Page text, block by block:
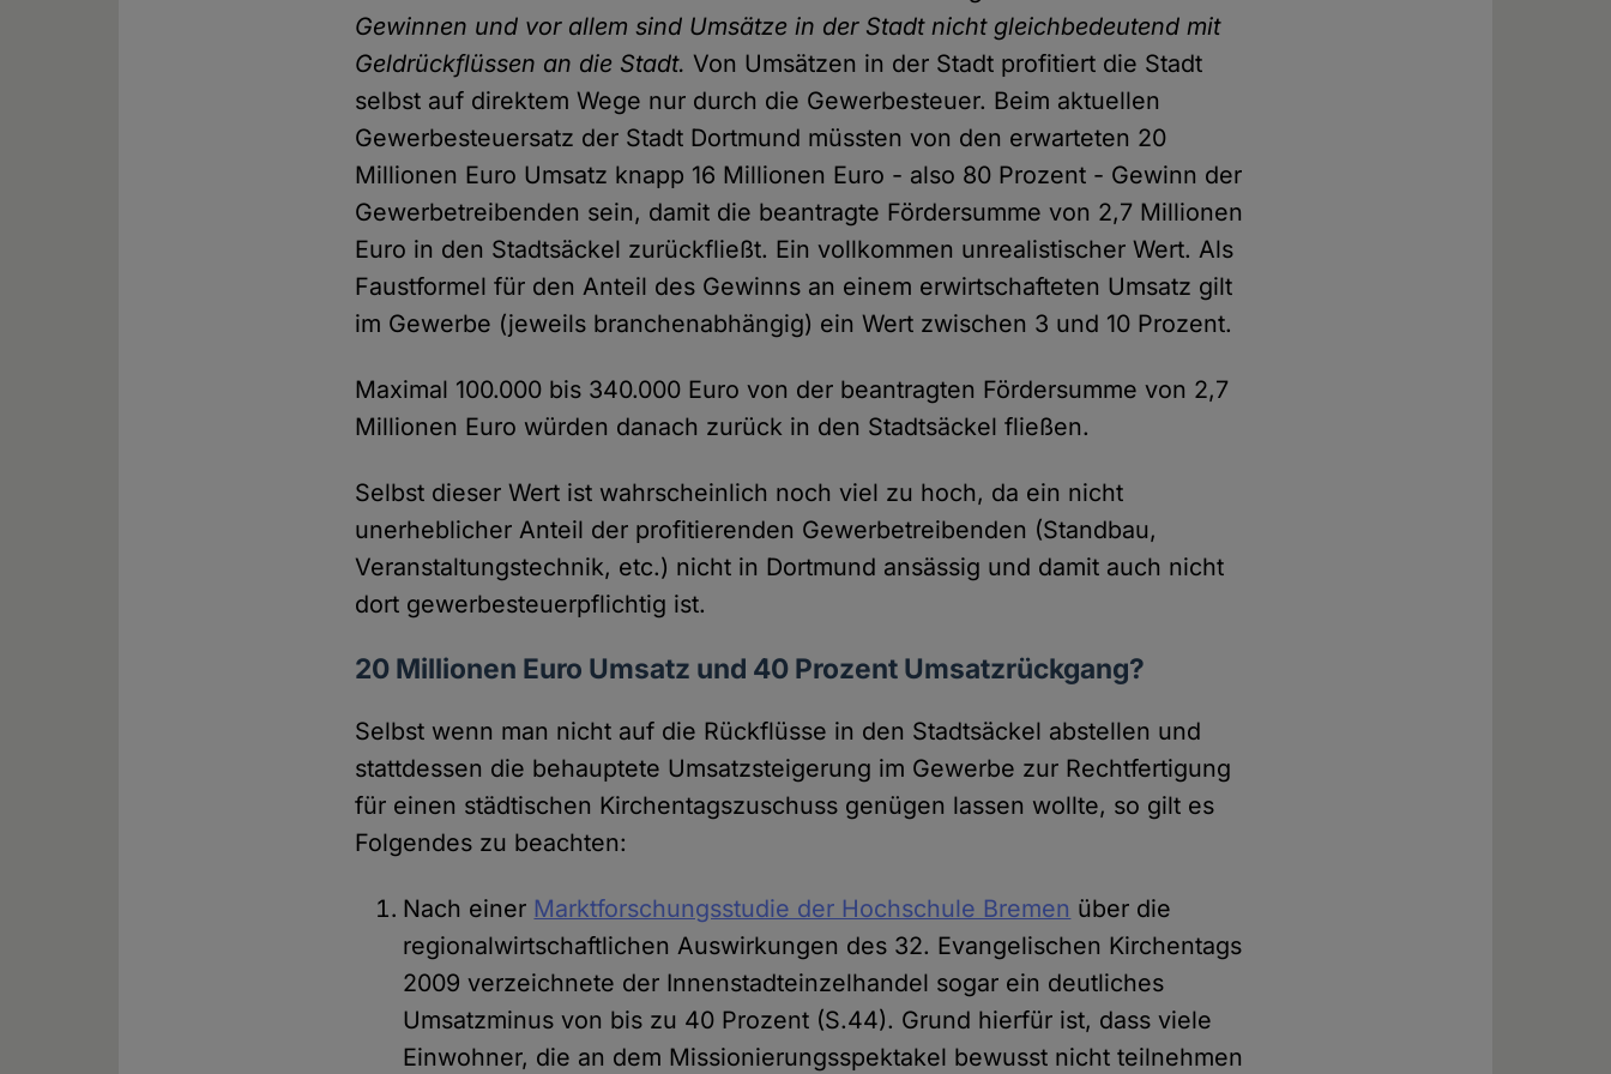
Gewinnen und vor allem sind Umsätze in der Stadt nicht gleichbedeutend mit
Geldrückflüssen an die Stadt. Von Umsätzen in der Stadt profitiert die Stadt
selbst auf direktem Wege nur durch die Gewerbesteuer. Beim aktuellen
Gewerbesteuersatz der Stadt Dortmund müssten von den erwarteten 20
Millionen Euro Umsatz knapp 16 Millionen Euro - also 80 Prozent - Gewinn der
Gewerbetreibenden sein, damit die beantragte Fördersumme von 2,7 Millionen
Euro in den Stadtsäckel zurückfließt. Ein vollkommen unrealistischer Wert. Als
Faustformel für den Anteil des Gewinns an einem erwirtschafteten Umsatz gilt
im Gewerbe (jeweils branchenabhängig) ein Wert zwischen 3 und 10 Prozent.
Maximal 100.000 bis 340.000 Euro von der beantragten Fördersumme von 2,7
Millionen Euro würden danach zurück in den Stadtsäckel fließen.
Selbst dieser Wert ist wahrscheinlich noch viel zu hoch, da ein nicht
unerheblicher Anteil der profitierenden Gewerbetreibenden (Standbau,
Veranstaltungstechnik, etc.) nicht in Dortmund ansässig und damit auch nicht
dort gewerbesteuerpflichtig ist.
20 Millionen Euro Umsatz und 40 Prozent Umsatzrückgang?
Selbst wenn man nicht auf die Rückflüsse in den Stadtsäckel abstellen und
stattdessen die behauptete Umsatzsteigerung im Gewerbe zur Rechtfertigung
für einen städtischen Kirchentagszuschuss genügen lassen wollte, so gilt es
Folgendes zu beachten:
Nach einer Marktforschungsstudie der Hochschule Bremen über die
regionalwirtschaftlichen Auswirkungen des 32. Evangelischen Kirchentags
2009 verzeichnete der Innenstadteinzelhandel sogar ein deutliches
Umsatzminus von bis zu 40 Prozent (S.44). Grund hierfür ist, dass viele
Einwohner, die an dem Missionierungsspektakel bewusst nicht teilnehmen